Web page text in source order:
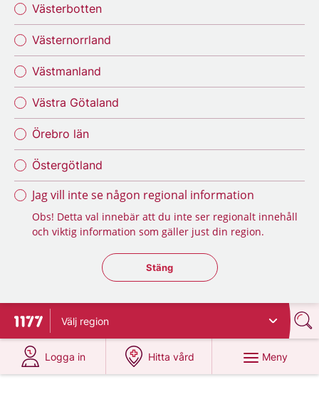
Västerbotten
Västernorrland
Västmanland
Västra Götaland
Örebro län
Östergötland
Jag vill inte se någon regional information
Obs! Detta val innebär att du inte ser regionalt innehåll
och viktig information som gäller just din region.
Stäng regionsväljaren
Stäng
Till startsidan för 1177
Välj region
Logga in
på 1177.se
Hitta vård
på 1177.se
Meny